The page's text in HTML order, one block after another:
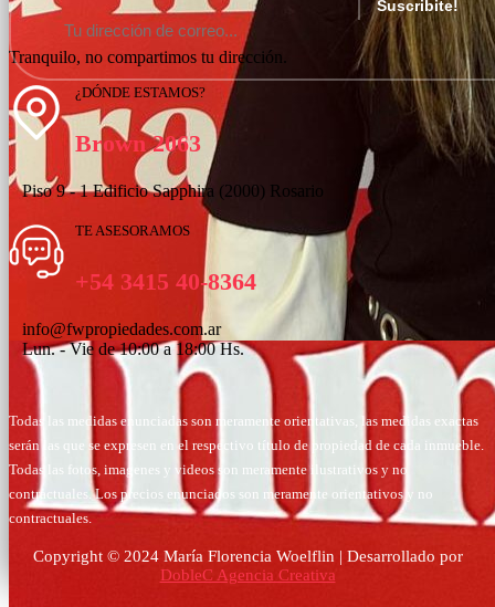
Tranquilo, no compartimos tu dirección.
¿DÓNDE ESTAMOS?
Brown 2063
Piso 9 - 1 Edificio Sapphira (2000) Rosario
TE ASESORAMOS
+54 3415 40-8364
info@fwpropiedades.com.ar
Lun. - Vie de 10:00 a 18:00 Hs.
Todas las medidas enunciadas son meramente orientativas, las medidas exactas
serán las que se expresen en el respectivo título de propiedad de cada inmueble.
Todas las fotos, imagenes y videos son meramente ilustrativos y no
contractuales. Los precios enunciados son meramente orientativos y no
contractuales.
Copyright © 2024 María Florencia Woelflin | Desarrollado por
DobleC Agencia Creativa